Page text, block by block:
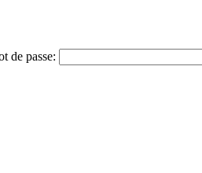
de passe: